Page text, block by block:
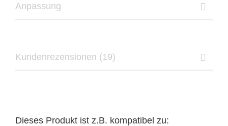
Anpassung
Kundenrezensionen (19)
Dieses Produkt ist z.B. kompatibel zu: